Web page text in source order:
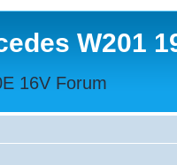
W201
16V Forum